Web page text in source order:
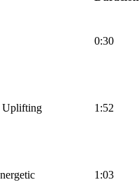
0:30
Uplifting 1:52
1:03